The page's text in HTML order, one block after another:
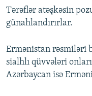
Tərəflər atəşkəsin
günahlandırırlar.
Ermənistan rəsmiləri
sialhlı qüvvələri
Azərbaycan isə